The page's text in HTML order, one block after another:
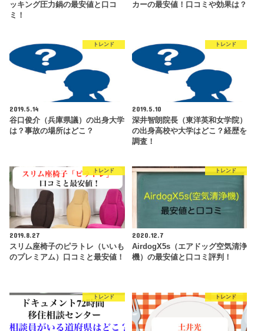
ッキング圧力鍋の最安値と口コ
ミ！
カーの最安値！口コミや効果は？
トレンド
2019.5.14
谷口俊介（兵庫県議）の出身大学
は？事故の場所はどこ？
トレンド
2019.5.10
深井智朗院長（東洋英和女学院）
の出身高校や大学はどこ？経歴を
調査！
トレンド
2019.8.27
スリム座椅子のピラトレ（いいも
のプレミアム）口コミと最安値！
トレンド
2020.12.7
AirdogX5s（エアドッグ空気清浄
機）の最安値と口コミ評判！
トレンド トレンド